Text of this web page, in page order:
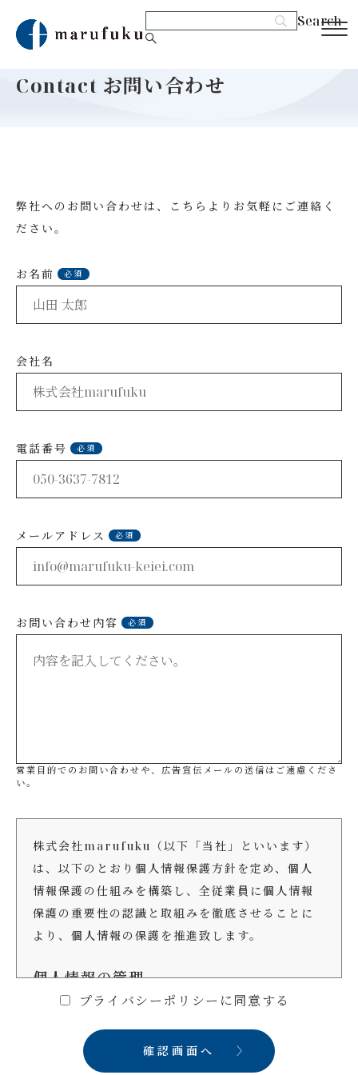
Contact お問い合わせ
弊社へのお問い合わせは、こちらよりお気軽にご連絡く
ださい。
お名前 必須
会社名
電話番号 必須
メールアドレス 必須
お問い合わせ内容 必須
営業目的でのお問い合わせや、広告宣伝メールの送信はご遠慮くださ
い。
株式会社marufuku（以下「当社」といいます）
は、以下のとおり個人情報保護方針を定め、個人
情報保護の仕組みを構築し、全従業員に個人情報
保護の重要性の認識と取組みを徹底させることに
より、個人情報の保護を推進致します。
個人情報の管理
態に保ち、個人情報への不正アクセス・紛失・破
損・改ざん・漏洩などを防止するため、
プライバシーポリシーに同意する
確認画面へ